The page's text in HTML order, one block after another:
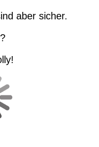
aber sicher.